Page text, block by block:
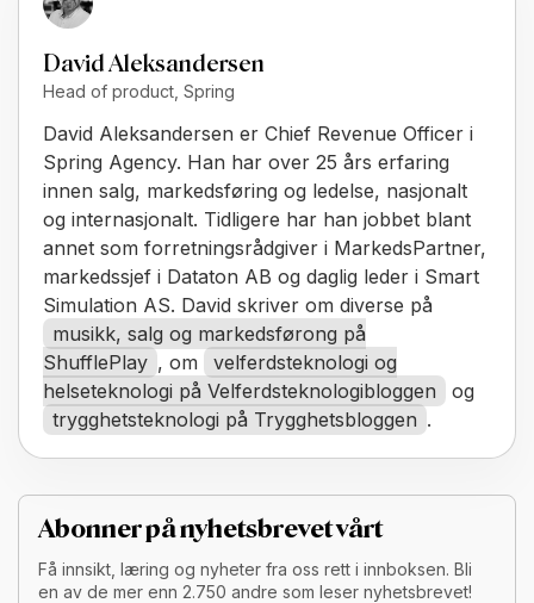
David Aleksandersen
Head of product, Spring
David Aleksandersen er Chief Revenue Officer i
Spring Agency. Han har over 25 års erfaring
innen salg, markedsføring og ledelse, nasjonalt
og internasjonalt. Tidligere har han jobbet blant
annet som forretningsrådgiver i MarkedsPartner,
markedssjef i Dataton AB og daglig leder i Smart
Simulation AS. David skriver om diverse på
musikk, salg og markedsførong på
ShufflePlay , om
velferdsteknologi og
helseteknologi på Velferdsteknologibloggen
og
trygghetsteknologi på Trygghetsbloggen .
Abonner på nyhetsbrevet vårt
Få innsikt, læring og nyheter fra oss rett i innboksen. Bli
en av de mer enn 2.750 andre som leser nyhetsbrevet!